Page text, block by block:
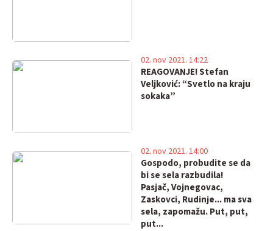
REAGOVANJE! Stefan
Veljković: “Svetlo na kraju
sokaka”
02. nov 2021. 14:22
Gospodo, probudite se da
bi se sela razbudila!
Pasjač, Vojnegovac,
Zaskovci, Rudinje... ma sva
sela, zapomažu. Put, put,
put...
02. nov 2021. 14:00